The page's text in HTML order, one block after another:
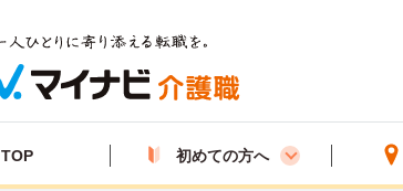
TOP 初めての方へ